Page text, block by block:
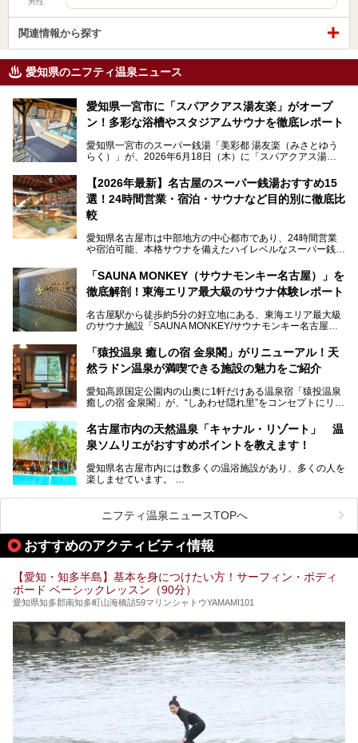
関連情報から探す
愛知県のニフティ温泉ニュース
愛知県一宮市に「スパアクアス湯友楽」がオープ
ン！多彩な浴槽やスタジアムサウナを徹底レポート
愛知県一宮市のスーパー銭湯「美彩都 湯友楽（みさとゆう
らく）」が、2026年6月18日（木）に「スパアクアス湯友
この地で30年にわたり愛され続けてきた施設だからこそ、
地元住民をはじめオープンを待ちわびている人も多いのでは
ないでしょうか。
老朽化した設備の補修を機に、2年前からじっくり構想を練
ってきたというだけあって、館内の充実度は想像以上。
以前の4倍に拡張したという露天エリアや10の浴槽、40人収
容の巨大なスタジアムサウナに、岩盤浴やリラクゼーション
までまるごと楽しめる施設に生まれ変わりました。
今回は、全面リニューアルして新しくなった「スパアクアス
【2026年最新】名古屋のスーパー銭湯おすすめ15
選！24時間営業・宿泊・サウナなど目的別に徹底比
較
愛知県名古屋市は中部地方の中心都市であり、24時間営業
や宿泊可能、本格サウナを備えたハイレベルなスーパー銭湯
そのため、「日々の仕事の疲れを心身ともにリセットした
い」「休日に時間を忘れて1日中ダラダラ過ごしたい」「コ
くある点が魅力です！
お好みの温泉施設を見つけて楽しんでくださいね。
「SAUNA MONKEY（サウナモンキー名古屋）」を
徹底解剖！東海エリア最大級のサウナ体験レポート
名古屋駅から徒歩約5分の好立地にある、東海エリア最大級
のサウナ施設「SAUNA MONKEY/サウナモンキー名古屋」
「名古屋駅周辺ってサウナが少ないよね」という声をよく耳
にするだけあり、アクセスの良さにも胸が高鳴ります。
今回は普段は男性専用となっているパブリックサウナが、女
さっそく取材してきました！
「猿投温泉 癒しの宿 金泉閣」がリニューアル！天
然ラドン温泉が満喫できる施設の魅力をご紹介
愛知高原国定公園内の山奥に1軒だけある温泉宿「猿投温泉
癒しの宿 金泉閣」が、“しあわせ隠れ里”をコンセプトにリニ
天然ラドン温泉が堪能できるお風呂や、新設・改装された客
室、地元の食材と温泉水で作られたお料理……。
ご紹介します。
名古屋市内の天然温泉「キャナル・リゾート」 温
泉ソムリエがおすすめポイントを教えます！
愛知県名古屋市内には数多くの温浴施設があり、多くの人を
楽しませています。
ムリエの目線で紹介していきます！
名古屋市内にはスーパー銭湯や日帰り温泉が多く、「どこに
行こうかな？」と悩んでしまう方も多いと思います。
ぜひこの記事を参考にして「キャナル・リゾート」に出かけ
てみるのはいかがでしょうか？
ニフティ温泉ニュースTOPへ
おすすめのアクティビティ情報
【愛知・知多半島】基本を身につけたい方！サーフィン・ボディ
ボード ベーシックレッスン（90分）
愛知県知多郡南知多町山海橋詰59マリンシャトウYAMAMI101